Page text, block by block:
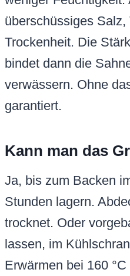
überschüssiges Salz,
Trockenheit. Die
bindet dann die
verwässern. Ohne
garantiert.
Kann man das
Ja, bis zum Backen
Stunden lagern.
trocknet. Oder
lassen, im
Erwärmen bei 160